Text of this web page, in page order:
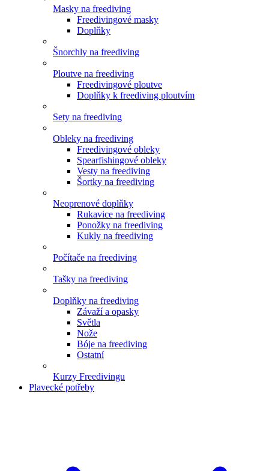
Masky na freediving
Freedivingové masky
Doplňky
Šnorchly na freediving
Ploutve na freediving
Freedivingové ploutve
Doplňky k freediving ploutvím
Sety na freediving
Obleky na freediving
Freedivingové obleky
Spearfishingové obleky
Vesty na freediving
Šortky na freediving
Neoprenové doplňky
Rukavice na freediving
Ponožky na freediving
Kukly na freediving
Počítače na freediving
Tašky na freediving
Doplňky na freediving
Závaží a opasky
Světla
Nože
Bóje na freediving
Ostatní
Kurzy Freedivingu
Plavecké potřeby